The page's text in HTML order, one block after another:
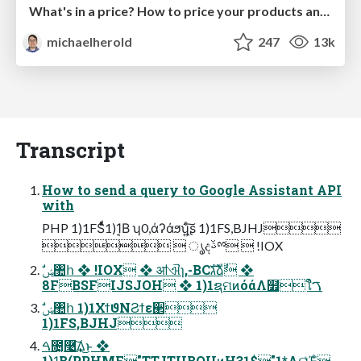
What's in a price? How to price your products and services
michaelherold
247 13k
Transcript
How to send a query to Google Assistant API
with
PHP 1)1FSͩͬͯ1)1͔Β ʮ0,άʔάϧʯ͍ͨ͠ʂ 1)1FS,BJHJ
  ൃදࢿྉ  !IOX
8FBSFIJSJOH ❖ 1)1ຊମͷόάΛ໿݅ใࠂ
1)1FS,BJHJ
ࠓ೔͓࿩͢͠Δ͜ͱ ❖